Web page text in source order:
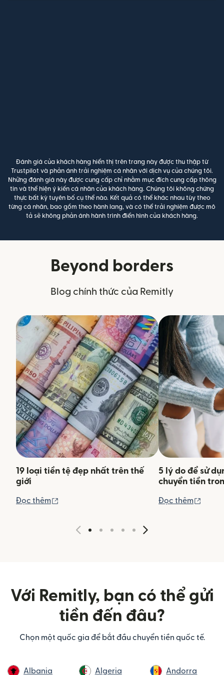
Đánh giá của khách hàng hiển thị trên trang này được thu thập từ
Trustpilot và phản ánh trải nghiệm cá nhân với dịch vụ của chúng tôi.
Những đánh giá này được cung cấp chỉ nhằm mục đích cung cấp thông
tin và thể hiện ý kiến cá nhân của khách hàng. Chúng tôi không chứng
thực bất kỳ tuyên bố cụ thể nào. Kết quả có thể khác nhau tùy theo
từng cá nhân, bao gồm theo hành lang, và có thể trải nghiệm được mô
tả sẽ không phản ánh hành trình điển hình của khách hàng.
Beyond borders
Blog chính thức của Remitly
19 loại tiền tệ đẹp nhất trên thế
giới
Đọc thêm
5 lý do để sử
chuyển tiền
Đọc thêm
Với Remitly, bạn có thể gửi
tiền đến đâu?
Chọn một quốc gia để bắt đầu chuyển tiền quốc tế.
Albania Algeria Andorra